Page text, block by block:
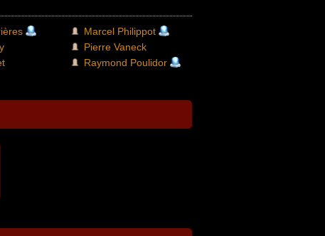
Marcel Philippot
Pierre Vaneck
Raymond Poulidor